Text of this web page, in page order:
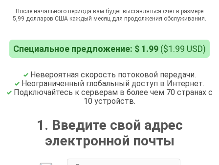
После начального периода вам будет выставляться счет в размере
5,99 долларов США каждый месяц для продолжения обслуживания.
Специальное предложение: $ 1.99 ($1.99 USD)
Невероятная скорость потоковой передачи.
Неограниченный глобальный доступ в Интернет.
Подключайтесь к серверам в более чем 70 странах с
10 устройств.
1. Введите свой адрес
электронной почты